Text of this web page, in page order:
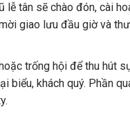
lễ tân sẽ chào đón, cài
giao lưu đầu giờ và
trống hội để thu hút
khách quý. Phần